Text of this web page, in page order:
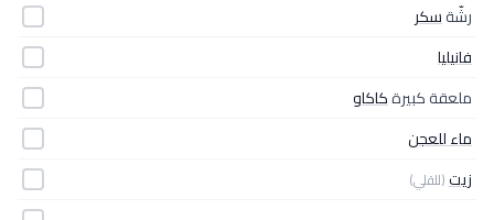
رشّةسكر
فانيليا
ملعقة كبيرةكاكاو
ماء للعجن
زيت(للقلي)